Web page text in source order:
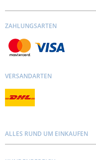
ZAHLUNGSARTEN
VERSANDARTEN
ALLES RUND UM EINKAUFEN